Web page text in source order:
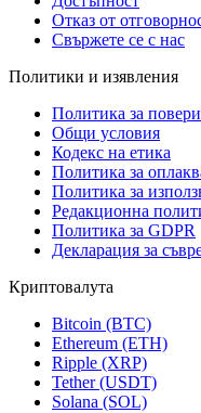
Отказ от
Свържете се с нас
Политики и изявления
Политика за
Общи условия
Кодекс на етика
Политика за
Политика за
Редакционна
Политика за GDPR
Декларация за
Криптовалута
Bitcoin (BTC)
Ethereum (ETH)
Ripple (XRP)
Tether (USDT)
Solana (SOL)